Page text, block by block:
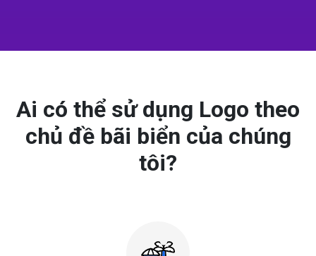
Ai có thể sử dụng Logo theo
chủ đề bãi biển của chúng
tôi?